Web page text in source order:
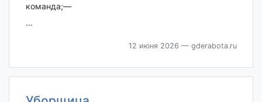
команда;—
...
12 июня 2026 — gderabota.ru